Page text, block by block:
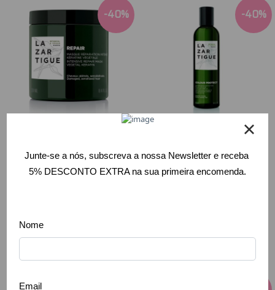
-40%
Máscara
Reparação
Intensa 250ml
-40%
Champô
Hidratante
Cabelos
Comprar